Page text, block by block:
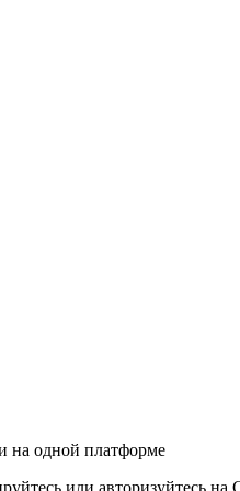
на одной платформе
или авторизуйтесь на